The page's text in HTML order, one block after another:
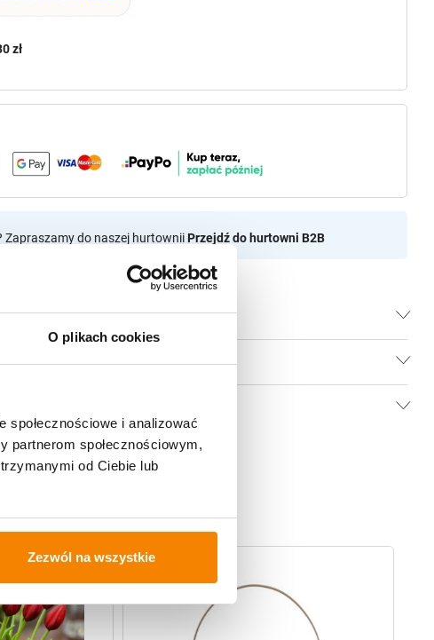
O plikach cookies
i analizować
partnerom społecznościowym,
od Ciebie lub
Zezwól na wszystkie
Zapraszamy do naszej hurtowniiPrzejdź do hurtowni B2B
zł